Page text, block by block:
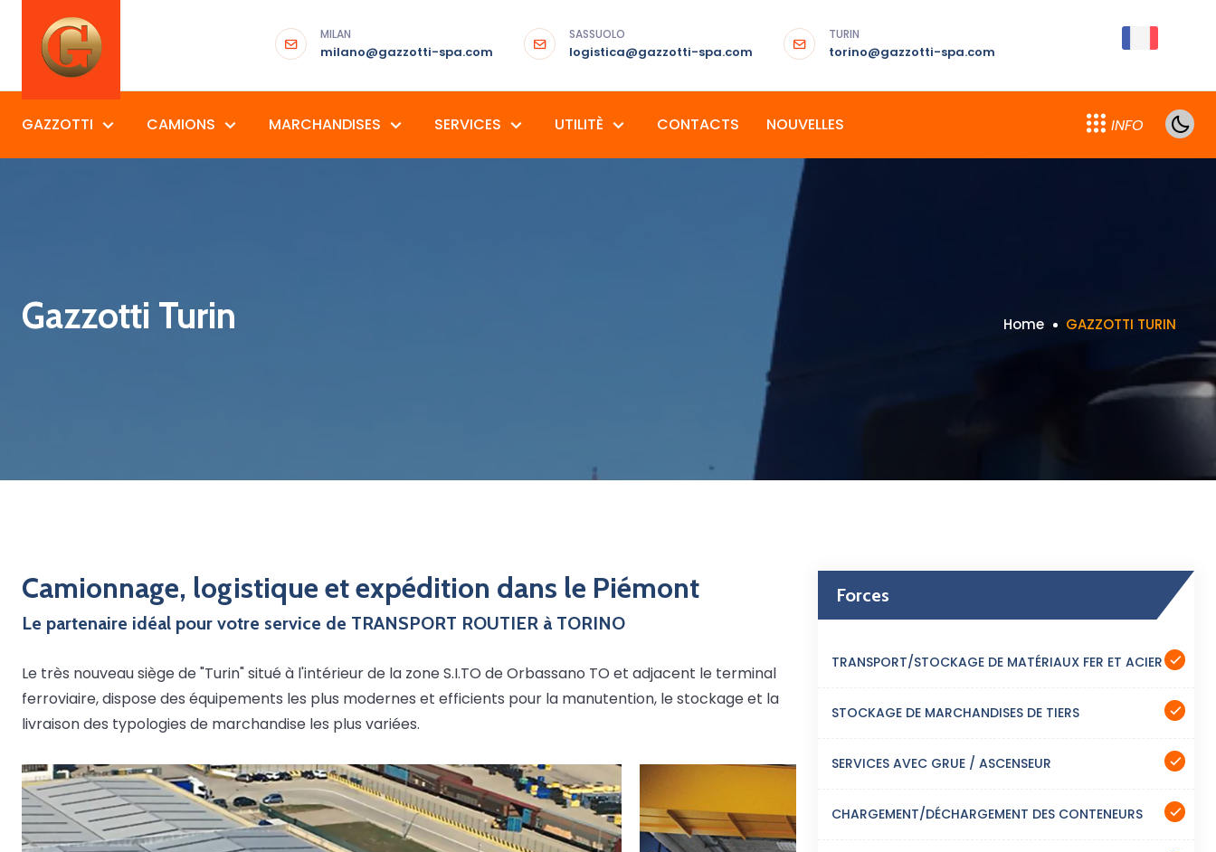
MILAN
milano@gazzotti-spa.com
SASSUOLO
logistica@gazzotti-spa.com
TURIN
torino@gazzotti-spa.com
GAZZOTTI CAMIONS MARCHANDISES SERVICES UTILITÈ CONTACTS NOUVELLES INFO
Gazzotti Turin Home GAZZOTTI TURIN
Camionnage, logistique et expédition dans le Piémont
Le partenaire idéal pour votre service de TRANSPORT ROUTIER à TORINO
Le très nouveau siège de "Turin" situé à l'intérieur de la zone S.I.TO de Orbassano TO et adjacent le terminal
ferroviaire, dispose des équipements les plus modernes et efficients pour la manutention, le stockage et la
livraison des typologies de marchandise les plus variées.
Forces
TRANSPORT/STOCKAGE DE MATÉRIAUX FER ET ACIER
STOCKAGE DE MARCHANDISES DE TIERS
SERVICES AVEC GRUE / ASCENSEUR
CHARGEMENT/DÉCHARGEMENT DES CONTENEURS